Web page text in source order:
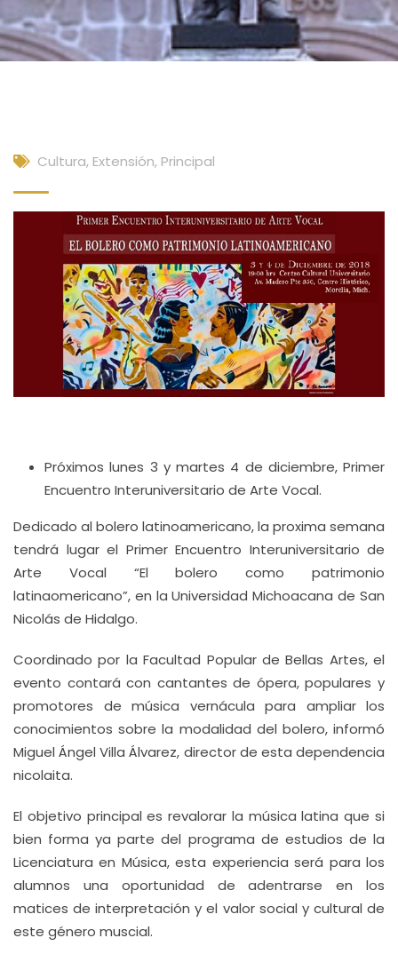
Cultura, Extensión, Principal
Próximos lunes 3 y martes 4 de diciembre, Primer
Encuentro Interuniversitario de Arte Vocal.
Dedicado al bolero latinoamericano, la proxima semana
tendrá lugar el Primer Encuentro Interuniversitario de
Arte Vocal “El bolero como patrimonio
latinaomericano”, en la Universidad Michoacana de San
Nicolás de Hidalgo.
Coordinado por la Facultad Popular de Bellas Artes, el
evento contará con cantantes de ópera, populares y
promotores de música vernácula para ampliar los
conocimientos sobre la modalidad del bolero, informó
Miguel Ángel Villa Álvarez, director de esta dependencia
nicolaita.
El objetivo principal es revalorar la música latina que si
bien forma ya parte del programa de estudios de la
Licenciatura en Música, esta experiencia será para los
alumnos una oportunidad de adentrarse en los
matices de interpretación y el valor social y cultural de
este género muscial.